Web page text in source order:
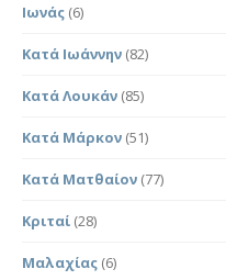
Ιωνάς (6)
Κατά Ιωάννην (82)
Κατά Λουκάν (85)
Κατά Μάρκον (51)
Κατά Ματθαίον (77)
Κριταί (28)
Μαλαχίας (6)